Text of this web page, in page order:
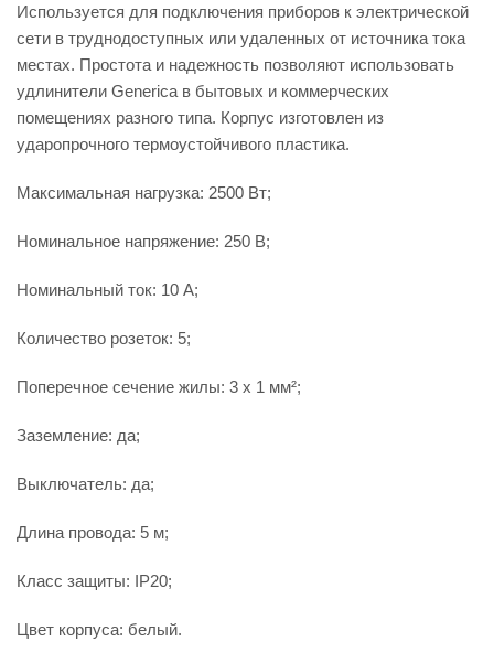
Используется для подключения приборов к электрической
сети в труднодоступных или удаленных от источника тока
местах. Простота и надежность позволяют использовать
удлинители Generica в бытовых и коммерческих
помещениях разного типа. Корпус изготовлен из
ударопрочного термоустойчивого пластика.
Максимальная нагрузка: 2500 Вт;
Номинальное напряжение: 250 В;
Номинальный ток: 10 А;
Количество розеток: 5;
Поперечное сечение жилы: 3 x 1 мм²;
Заземление: да;
Выключатель: да;
Длина провода: 5 м;
Класс защиты: IP20;
Цвет корпуса: белый.